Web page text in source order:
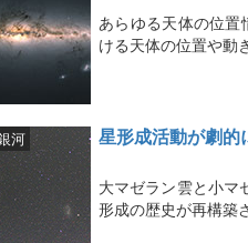
あらゆる天体の位
ける天体の位置や動
星形成活動が劇的
河
大マゼラン雲と小マ
形成の歴史が再構築